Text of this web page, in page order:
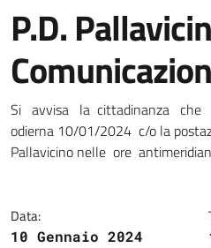
P.D.
Dettagli della
Si avvisa la cittadinanza
odierna 10/01/2024 c/o la
Pallavicino nelle ore
Data:
10 Gennaio 2024